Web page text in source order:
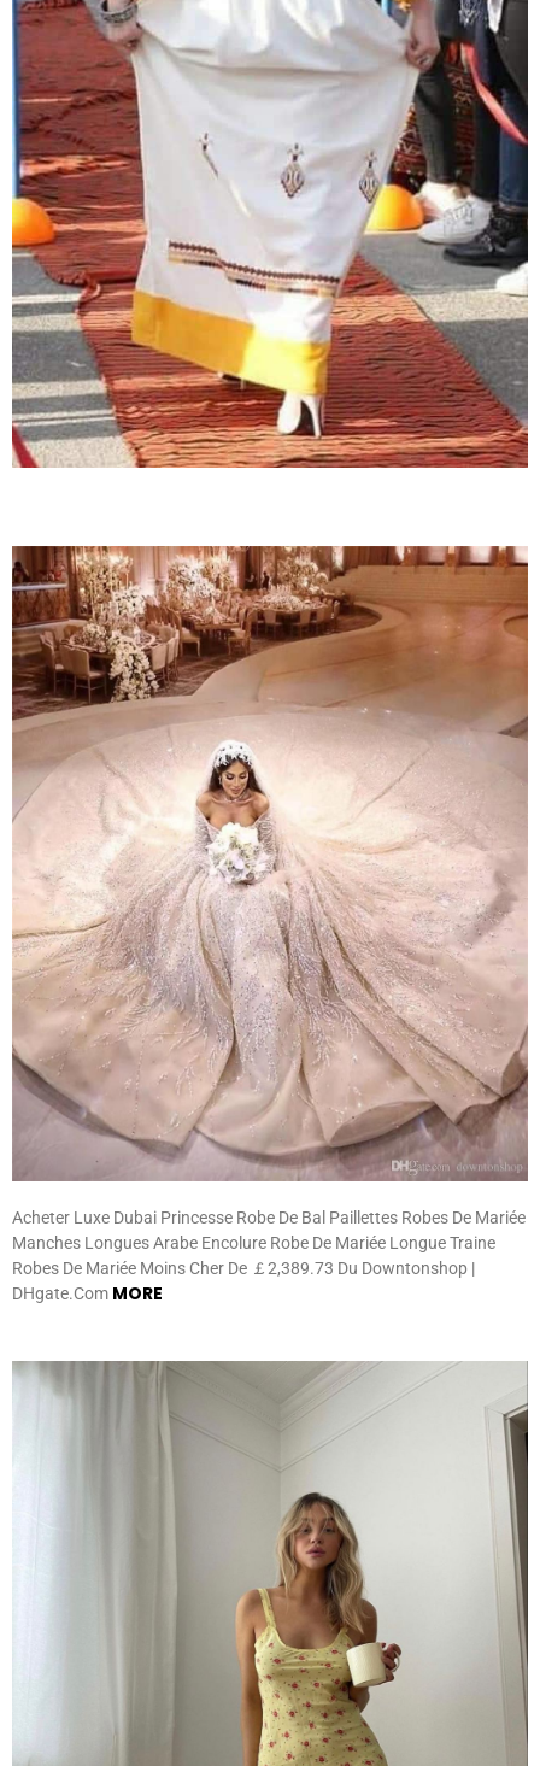
Acheter Luxe Dubai Princesse Robe De Bal Paillettes Robes De Mariée
Manches Longues Arabe Encolure Robe De Mariée Longue Traine
Robes De Mariée Moins Cher De ￡2,389.73 Du Downtonshop |
DHgate.Com MORE